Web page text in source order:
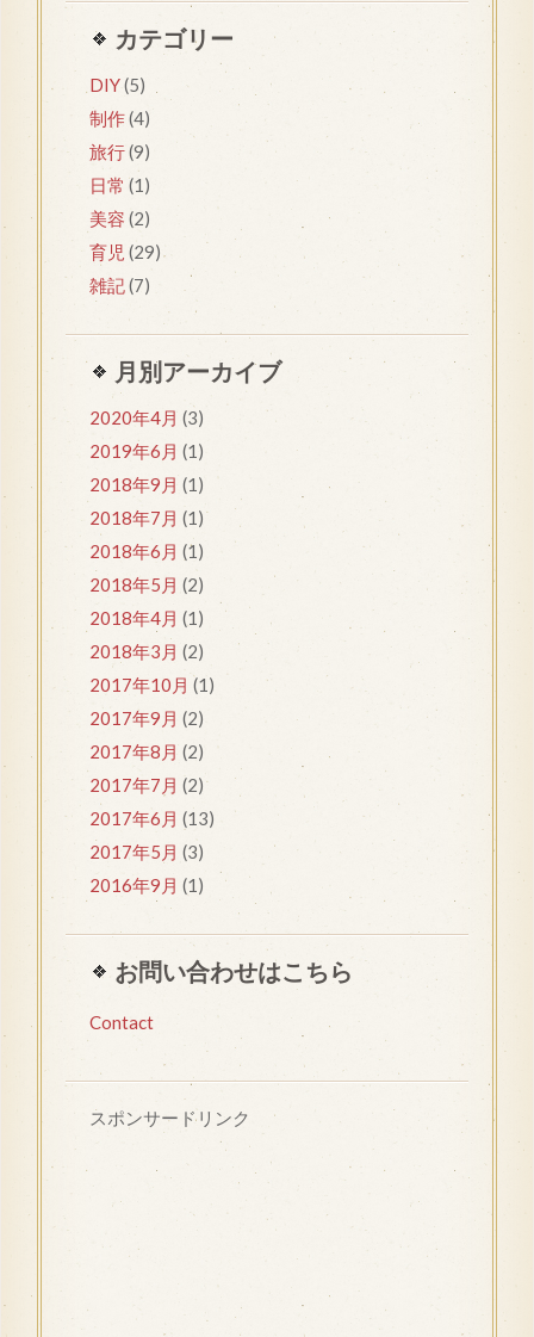
カテゴリー
DIY(5)
制作(4)
旅行(9)
日常 (1)
美容 (2)
育児 (29)
雑記(7)
月別アーカイブ
2020年4月 (3)
2019年6月 (1)
2018年9月 (1)
2018年7月 (1)
2018年6月 (1)
2018年5月 (2)
2018年4月 (1)
2018年3月 (2)
2017年10月 (1)
2017年9月 (2)
2017年8月 (2)
2017年7月 (2)
2017年6月 (13)
2017年5月 (3)
2016年9月 (1)
お問い合わせはこちら
Contact
スポンサードリンク